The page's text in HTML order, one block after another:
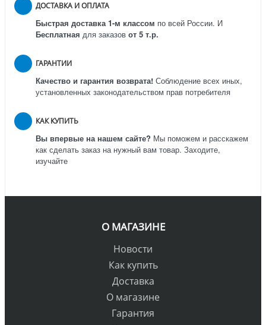
ДОСТАВКА И ОПЛАТА
Быстрая доставка 1-м классом по всей России. И
Бесплатная для заказов от 5 т.р.
ГАРАНТИИ
Качество и гарантия возврата! Соблюдение всех иных,
установленных законодательством прав потребителя
КАК КУПИТЬ
Вы впервые на нашем сайте? Мы поможем и расскажем
как сделать заказ на нужный вам товар. Заходите,
изучайте
О МАГАЗИНЕ
Новости
Как купить
Доставка
О магазине
Гарантия